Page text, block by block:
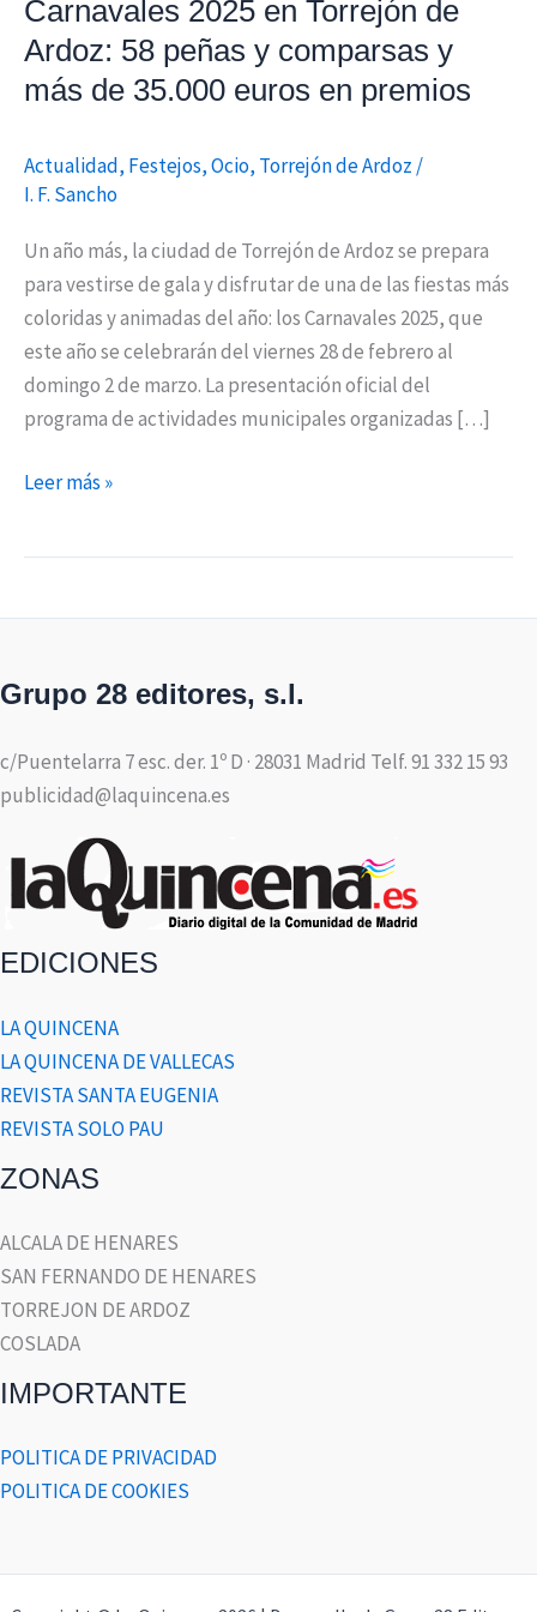
Carnavales 2025 en Torrejón de
Ardoz: 58 peñas y comparsas y
más de 35.000 euros en premios
Actualidad, Festejos,Ocio, Torrejón de Ardoz /
I. F. Sancho
Un año más, la ciudad de Torrejón de Ardoz se prepara
para vestirse de gala y disfrutar de una de las fiestas más
coloridas y animadas del año: los Carnavales 2025, que
este año se celebrarán del viernes 28 de febrero al
domingo 2 de marzo. La presentación oficial del
programa de actividades municipales organizadas […]
y
comparsas
y
de
35.000
en
premios
Leer más »
Grupo 28 editores, s.l.
c/Puentelarra 7 esc. der. 1º D · 28031 Madrid Telf. 91 332 15 93
publicidad@laquincena.es
EDICIONES
LA QUINCENA
LA QUINCENA DE VALLECAS
REVISTA SANTA EUGENIA
REVISTA SOLO PAU
ZONAS
ALCALA DE HENARES
SAN FERNANDO DE HENARES
TORREJON DE ARDOZ
COSLADA
IMPORTANTE
POLITICA DE PRIVACIDAD
POLITICA DE COOKIES